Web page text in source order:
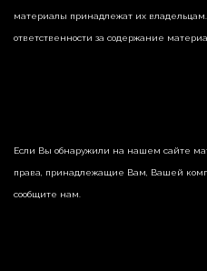
материалы принадлежат их
ответственности за содержание
Если Вы обнаружили на нашем сайте
права, принадлежащие Вам, Вашей
сообщите нам.